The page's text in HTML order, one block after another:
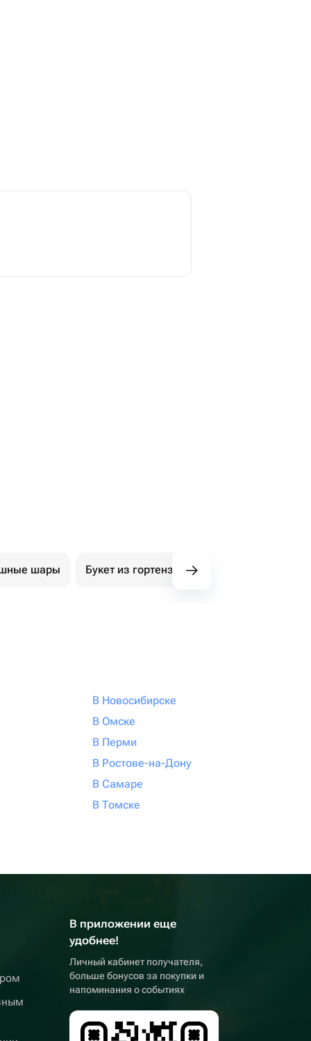
шары Букет из гортензий
В Новосибирске
В Омске
В Перми
В Ростове-на-Дону
В Самаре
В Томске
В приложении еще
удобнее!
Личный кабинет получателя,
больше бонусов за покупки и
напоминания о событиях